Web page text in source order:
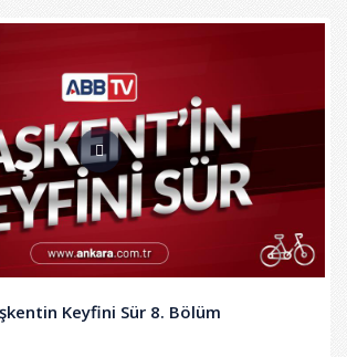
Keyfini Sür 8. Bölüm